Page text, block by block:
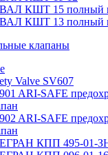
КШТ 15 полный
КШТ 13 полный
клапаны
Valve SV607
ARI-SAFE
ARI-SAFE
КПП 495-01-